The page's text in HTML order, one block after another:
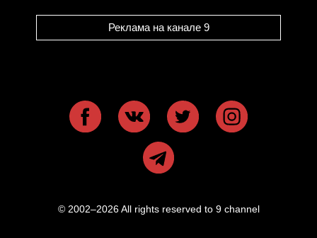
Реклама на канале 9
© 2002–2026 All rights reserved to 9 channel